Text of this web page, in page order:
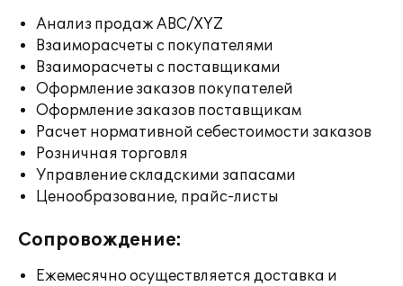
Анализ продаж ABC/XYZ
Взаиморасчеты с покупателями
Взаиморасчеты с поставщиками
Оформление заказов покупателей
Оформление заказов поставщикам
Расчет нормативной себестоимости заказов
Розничная торговля
Управление складскими запасами
Ценообразование, прайс-листы
Сопровождение:
Ежемесячно осуществляется доставка и